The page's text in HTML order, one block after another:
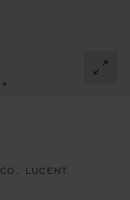
1SLIDE 2
SLIDE 3
ALLA SLIDE 4
VAI ALLA SLIDE 5
LUCENT